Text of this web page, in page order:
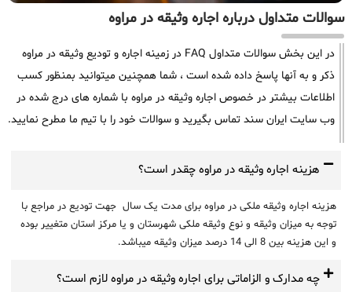
سوالات متداول درباره اجاره وثیقه در مراوه
در این بخش سوالات متداول FAQ در زمینه اجاره و تودیع وثیقه در مراوه
ذکر و به آنها پاسخ داده شده است ، شما همچنین میتوانید بمنظور کسب
اطلاعات بیشتر در خصوص اجاره وثیقه در مراوه با شماره های درج شده در
وب سایت ایران سند تماس بگیرید و سوالات خود را با تیم ما مطرح نمایید.
هزینه اجاره وثیقه در مراوه چقدر است؟
هزینه اجاره وثیقه ملکی در مراوه برای مدت یک سال جهت تودیع در مراجع با
توجه به میزان وثیقه و نوع وثیقه ملکی شهرستان و یا مرکز استان متغییر بوده
و این هزینه بین 8 الی 14 درصد میزان وثیقه میباشد.
چه مدارک و الزاماتی برای اجاره وثیقه در مراوه لازم است؟